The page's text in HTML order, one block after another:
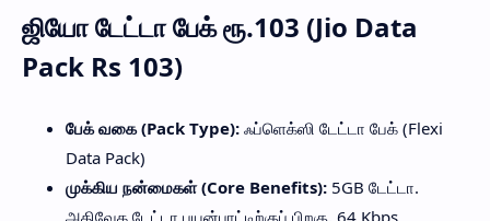
ஜியோ டேட்டா பேக் ரூ.103 (Jio Data
Pack Rs 103)
பேக் வகை (Pack Type): ஃப்ளெக்ஸி டேட்டா பேக் (Flexi
Data Pack)
முக்கிய நன்மைகள் (Core Benefits): 5GB டேட்டா.
அதிவேக டேட்டா பயன்பாட்டிற்குப் பிறகு, 64 Kbps